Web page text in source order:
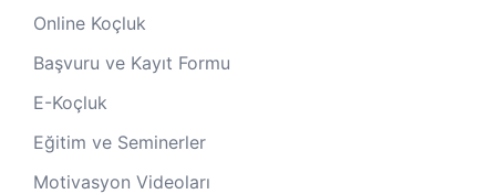
Online Koçluk
Başvuru ve Kayıt Formu
E-Koçluk
Eğitim ve Seminerler
Motivasyon Videoları